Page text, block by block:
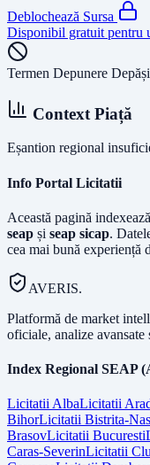
Deblochează Sursa
Disponibil gratuit pentru
Termen Depunere
Context Piață
Eșantion regional
Info Portal Licitatii
Această pagină
seap și seap sicap.
cea mai bună experiență
AVERIS.
Platformă de market
oficiale, analize
Index Regional SEAP
LicitatiiAlbaLicitatii
BihorLicitatii Bistrita-
BrasovLicitatii Bucuresti
Caras-SeverinLicitatii